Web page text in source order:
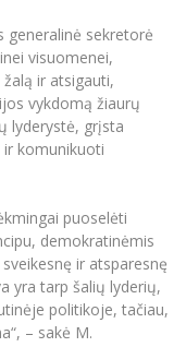
generalinė sekretorė
visuomenei,
ir atsigauti,
vykdomą žiaurų
lyderystė, grįsta
komunikuoti
puoselėti
demokratinėmis
ir atsparesnę
yra tarp šalių lyderių,
politikoje, tačiau,
– sakė M.